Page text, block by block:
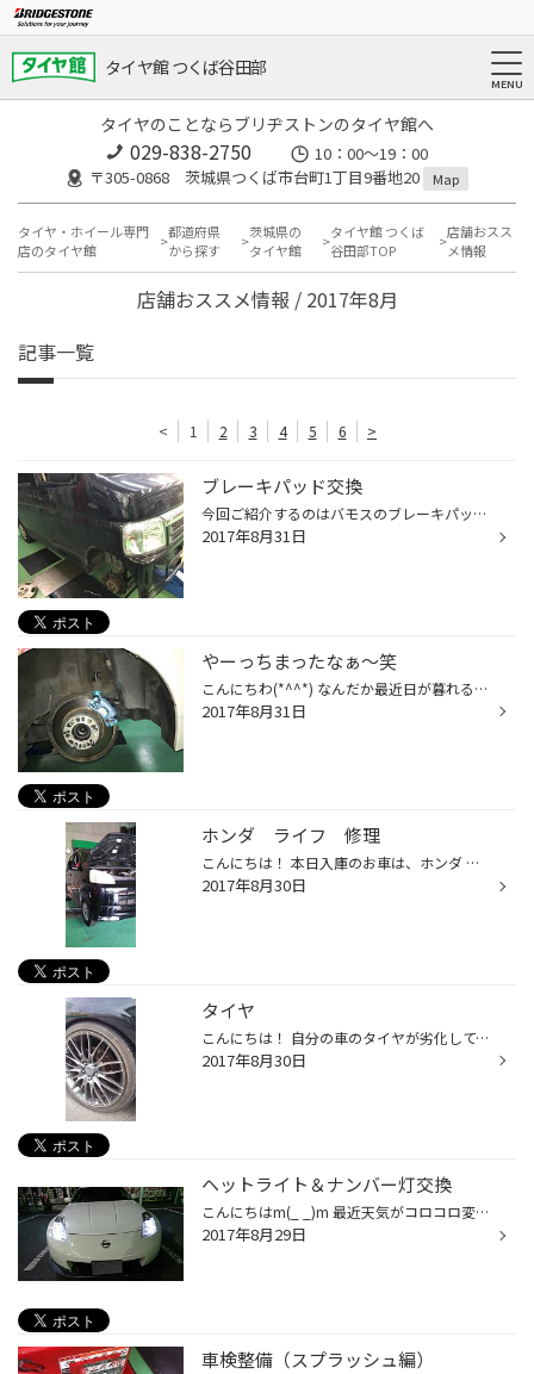
タイヤ館 つくば谷田部
タイヤのことならブリヂストンのタイヤ館へ
029-838-2750
10：00～19：00
〒305-0868 茨城県つくば市台町1丁目9番地20
Map
タイヤ・ホイール専門
店のタイヤ館
都道府県
から探す
茨城県の
タイヤ館
タイヤ館 つくば
谷田部TOP
店舗おスス
メ情報
店舗おススメ情報 / 2017年8月
記事一覧
< 1 2 3 4 5 6 >
ブレーキパッド交換
今回ご紹介するのはバモスのブレーキパッド交換になります。 ブレーキを踏むとキーキー音がなるということだったので交換させて頂きました。 ……が！ ギリギリと言うか結構危険な状態まで使用されてました… もしこのまま交換せずに使っているとパッドだけでなくローターも削れてしまい最悪交換、又は...
2017年8月31日
やーっちまったなぁ〜笑
こんにちわ(*^^*) なんだか最近日が暮れるの早くなりましたね。。 今年は 夏だーーー！ って感じがあんまりなかったよーな…… 秋も涼しいから好きですけどね\(´°v°)/笑 そーいえば！ 僕前回キャリパー塗ったのアップしたんですけどクリアーとラメ塗装したんですよ＼(^o^)／ たーだ、、、 なんも考え...
2017年8月31日
ホンダ ライフ 修理
こんにちは！ 本日入庫のお車は、ホンダ ライフです。 車を駐車しているところに、オイルのシミができているとの事。 リフトで上げて、点検しました。 エンジンオイルが漏れていました。 エンジンの上側のパッキンあたりから、漏れているようです。 ヘッドカバーパッキンとサーキュラプラグを交換し...
2017年8月30日
タイヤ
こんにちは！ 自分の車のタイヤが劣化してます。 残ミゾが少なくなってきていて、あと、ひび割れがでてきています。 使用年数は５年ぐらい経つかもしれません。 タイヤ交換を検討中です。
2017年8月30日
ヘットライト＆ナンバー灯交換
こんにちはm(_ _)m 最近天気がコロコロ変わって体がきついですね(´•ω•`) 今回は日産フェアレディZ「Z33」のヘットライト バルブとナンバー灯の交換になります。 ヘットライトとナンバー灯はどちらも「グラシアス」 のバルブに交換しました(◎^▽^◎) お車もアルミホイールやテールランプも交換され て...
2017年8月29日
車検整備（スプラッシュ編）